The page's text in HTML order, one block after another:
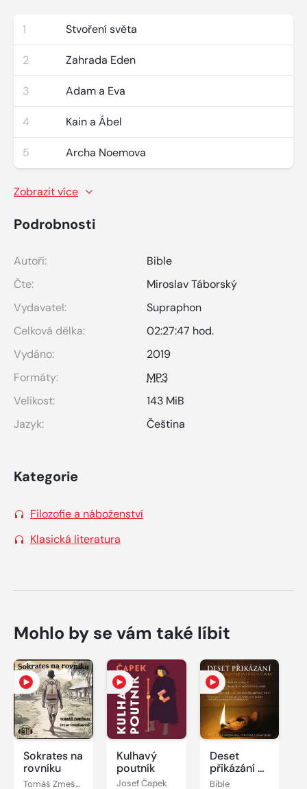
1 Stvoření světa
2 Zahrada Eden
3 Adam a Eva
4 Kain a Ábel
5 Archa Noemova
Zobrazit více
Podrobnosti
Autoři:
Bible
Čte:
Miroslav Táborský
Vydavatel:
Supraphon
Celková délka:
02:27:47 hod.
Vydáno:
2019
Formáty:
MP3
Velikost:
143 MiB
Jazyk:
Čeština
Kategorie
Filozofie a náboženství
Klasická literatura
Mohlo by se vám také líbit
Sokrates na
rovníku
Tomáš Zmeškal
Kulhavý
poutník
Josef Čapek
Deset
přikázání v
poutavém
Bible